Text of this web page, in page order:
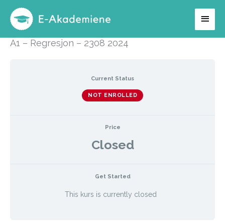
Hopp
rett
innholdet
A1 – Regresjon – 2308 2024
Current Status
NOT ENROLLED
Price
Closed
Get Started
This kurs is currently closed